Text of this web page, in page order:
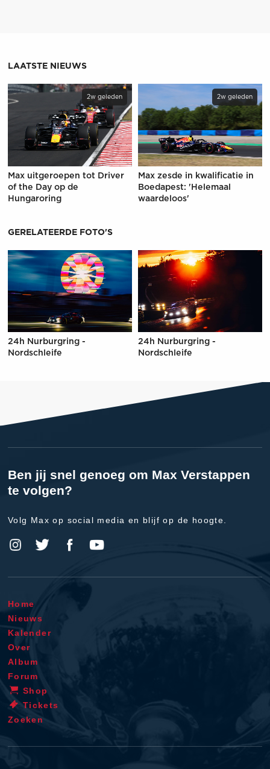
LAATSTE NIEUWS
2w geleden
Max uitgeroepen tot Driver
of the Day op de
Hungaroring
2w geleden
Max zesde in kwalificatie in
Boedapest: 'Helemaal
waardeloos'
GERELATEERDE FOTO'S
24h Nurburgring -
Nordschleife
24h Nurburgring -
Nordschleife
Ben jij snel genoeg om Max Verstappen
te volgen?
Volg Max op social media en blijf op de hoogte.
Home
Nieuws
Kalender
Over
Album
Forum
Shop
Tickets
Zoeken